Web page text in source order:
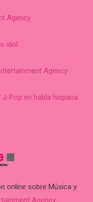
Agency
idol
Agency
Pop en habla hispana
online sobre Música y
Agency.